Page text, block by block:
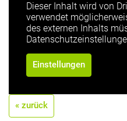
Dieser Inhalt wird von
verwendet
des externen Inhalts
Einstellungen
« zurück